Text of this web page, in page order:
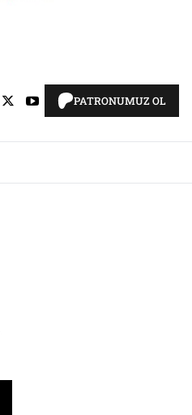
PATRONUMUZ OL